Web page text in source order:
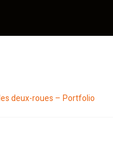
deux-roues – Portfolio